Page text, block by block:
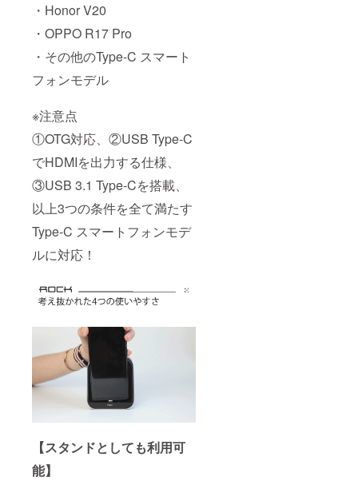
・Honor V20
・OPPO R17 Pro
・その他のType-C スマート
フォンモデル
※注意点
①OTG対応、②USB Type-C
でHDMIを出力する仕様、
③USB 3.1 Type-Cを搭載、
以上3つの条件を全て満たす
Type-C スマートフォンモデ
ルに対応！
【スタンドとしても利用可
能】